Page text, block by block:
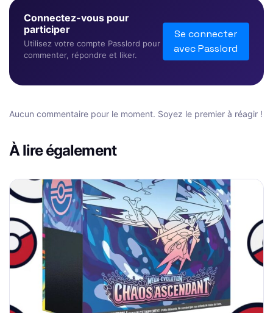
Connectez-vous pour
participer
Utilisez votre compte Passlord pour
commenter, répondre et liker.
Se connecter
avec Passlord
Aucun commentaire pour le moment. Soyez le premier à réagir !
À lire également